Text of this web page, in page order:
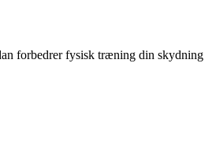
forbedrer fysisk træning din skydning